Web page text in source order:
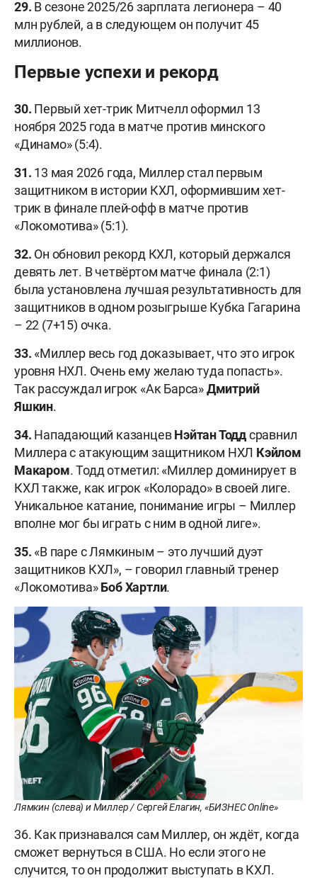
29. В сезоне 2025/26 зарплата легионера – 40
млн рублей, а в следующем он получит 45
миллионов.
Первые успехи и рекорд
30. Первый хет-трик Митчелл оформил 13
ноября 2025 года в матче против минского
«Динамо» (5:4).
31. 13 мая 2026 года, Миллер стал первым
защитником в истории КХЛ, оформившим хет-
трик в финале плей-офф в матче против
«Локомотива» (5:1).
32. Он обновил рекорд КХЛ, который держался
девять лет. В четвёртом матче финала (2:1)
была установлена лучшая результативность для
защитников в одном розыгрыше Кубка Гагарина
– 22 (7+15) очка.
33. «Миллер весь год доказывает, что это игрок
уровня НХЛ. Очень ему желаю туда попасть».
Так рассуждал игрок «Ак Барса»Дмитрий
Яшкин.
34. Нападающий казанцевНэйтан Тоддсравнил
Миллера с атакующим защитником НХЛ Кэйлом
Макаром. Тодд отметил: «Миллер доминирует в
КХЛ также, как игрок «Колорадо» в своей лиге.
Уникальное катание, понимание игры – Миллер
вполне мог бы играть с ним в одной лиге».
35. «В паре с Лямкиным – это лучший дуэт
защитников КХЛ», – говорил главный тренер
«Локомотива»Боб Хартли.
Лямкин (слева) и Миллер / Сергей Елагин, «БИЗНЕС Online»
36. Как признавался сам Миллер, он ждёт, когда
сможет вернуться в США. Но если этого не
случится, то он продолжит выступать в КХЛ.